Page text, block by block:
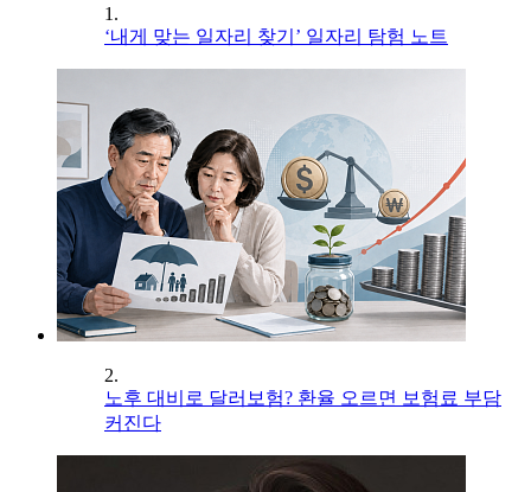
1.
‘내게 맞는 일자리 찾기’ 일자리 탐험 노트
2.
노후 대비로 달러보험? 환율 오르면 보험료 부담
커진다